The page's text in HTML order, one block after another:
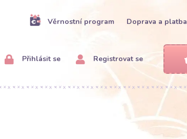
Věrnostní program Doprava a platba
Přihlásit se Registrovat se